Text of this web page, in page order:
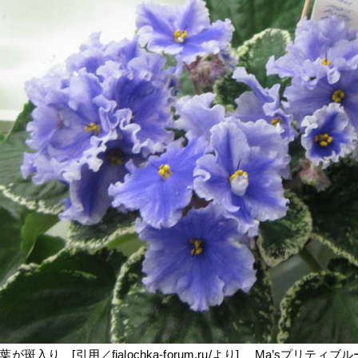
が斑入り [引用／fialochka-forum.ru/より] Ma’sプリティブル